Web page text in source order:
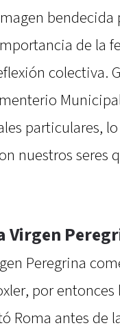
bendecida
de la
colectiva.
particulares,
nuestros seres
Virgen
Peregrina
por
Roma antes de